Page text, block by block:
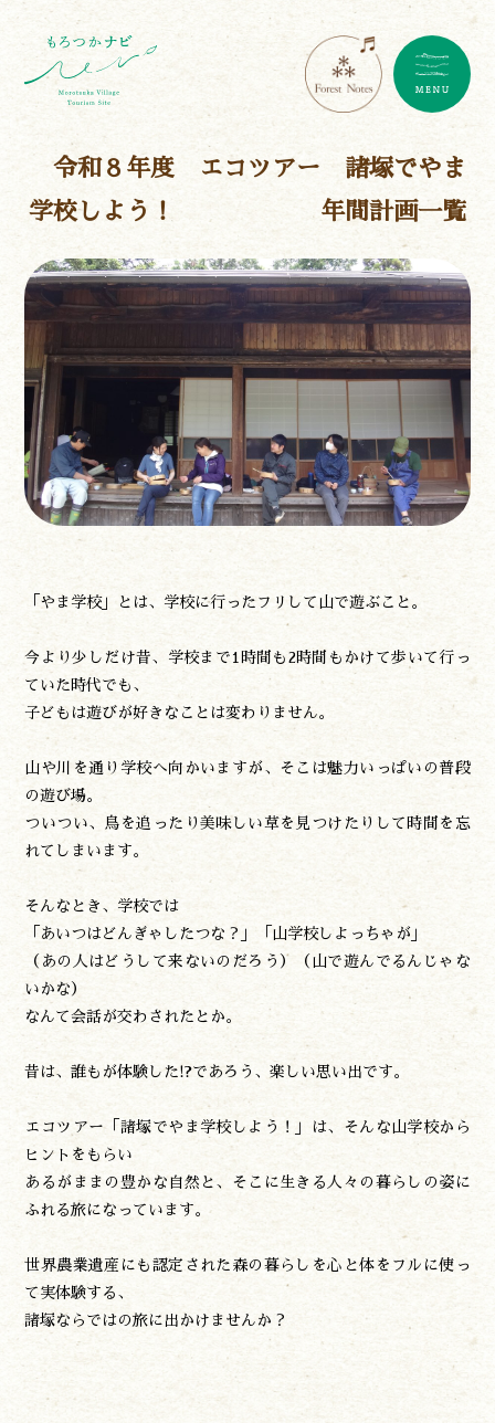
令和８年度 エコツアー 諸塚でやま
学校しよう！ 年間計画一覧
「やま学校」とは、学校に行ったフリして山で遊ぶこと。
今より少しだけ昔、学校まで1時間も2時間もかけて歩いて行っ
ていた時代でも、
子どもは遊びが好きなことは変わりません。
山や川を通り学校へ向かいますが、そこは魅力いっぱいの普段
の遊び場。
ついつい、鳥を追ったり美味しい草を見つけたりして時間を忘
れてしまいます。
そんなとき、学校では
「あいつはどんぎゃしたつな？」「山学校しよっちゃが」
（あの人はどうして来ないのだろう）（山で遊んでるんじゃな
いかな）
なんて会話が交わされたとか。
昔は、誰もが体験した!?であろう、楽しい思い出です。
エコツアー「諸塚でやま学校しよう！」は、そんな山学校から
ヒントをもらい
あるがままの豊かな自然と、そこに生きる人々の暮らしの姿に
ふれる旅になっています。
世界農業遺産にも認定された森の暮らしを心と体をフルに使っ
て実体験する、
諸塚ならではの旅に出かけませんか？